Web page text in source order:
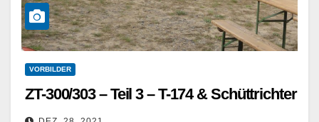
VORBILDER
ZT-300/303 – Teil 3 – T-174 & Schüttrichter